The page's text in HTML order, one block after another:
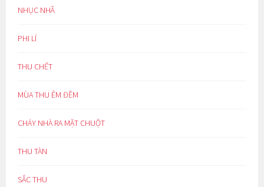
NHỤC NHÃ
PHI LÍ
THU CHẾT
MÙA THU ÊM ĐỀM
CHÁY NHÀ RA MẶT CHUỘT
THU TÀN
SẮC THU